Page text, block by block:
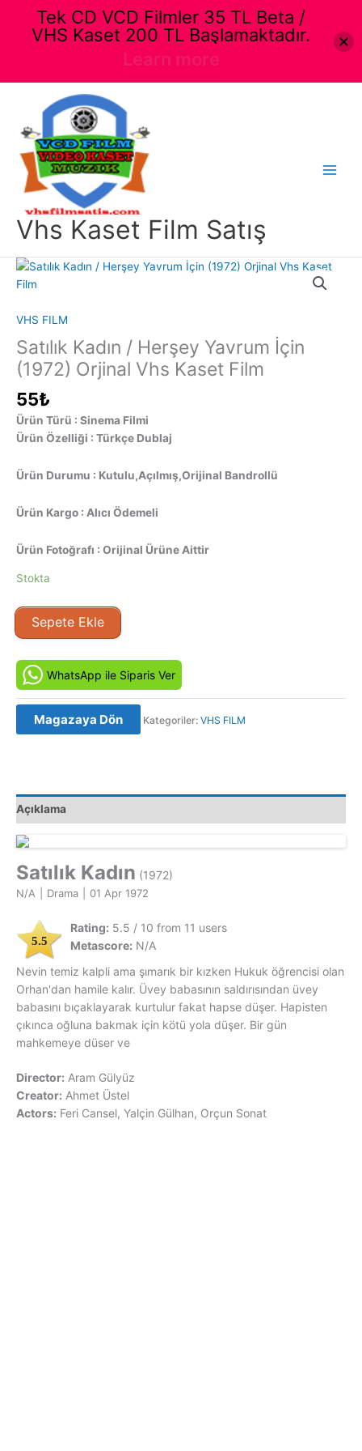
Vhs Kaset Film Satış
VHS FILM
Satılık Kadın / Herşey Yavrum İçin
(1972) Orjinal Vhs Kaset Film
55₺
Ürün Türü : Sinema Filmi
Ürün Özelliği : Türkçe Dublaj
Ürün Durumu : Kutulu,Açılmış,Orijinal Bandrollü
Ürün Kargo : Alıcı Ödemeli
Ürün Fotoğrafı : Orijinal Ürüne Aittir
Stokta
Satılık
Kadın
Herşey
Yavrum
İçin
(1972)
Film
adet
Sepete Ekle
WhatsApp ile Siparis Ver
Magazaya Dön Kategoriler: VHS FILM
Açıklama
Satılık Kadın (1972)
N/A Drama 01 Apr 1972
5.5
Rating: 5.5 / 10 from 11 users
Metascore: N/A
Nevin temiz kalpli ama şımarık bir kızken Hukuk öğrencisi olan
Orhan'dan hamile kalır. Üvey babasının saldırısından üvey
babasını bıçaklayarak kurtulur fakat hapse düşer. Hapisten
çıkınca oğluna bakmak için kötü yola düşer. Bir gün
mahkemeye düser ve
Director: Aram Gülyüz
Creator: Ahmet Üstel
Actors: Feri Cansel, Yalçin Gülhan, Orçun Sonat
Tek CD VCD Filmler 35 TL Beta /
VHS Kaset 200 TL Başlamaktadır.
Learn more